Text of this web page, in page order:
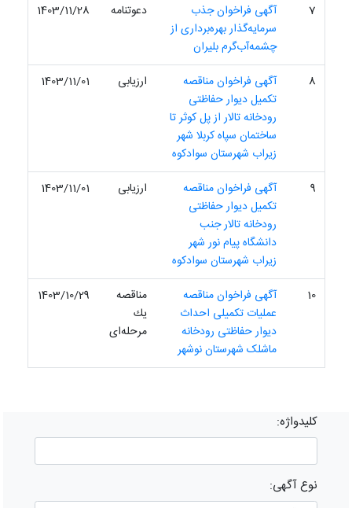
7
آگهی فراخوان جذب
سرمایه‌گذار بهره‌برداری از
چشمه‌آب‌گرم بلیران
دعوتنامه 1403/11/28
8
آگهی فراخوان مناقصه
تکمیل دیوار حفاظتی
رودخانه تالار از پل کوثر تا
ساختمان سپاه کربلا شهر
زیراب شهرستان سوادکوه
ارزیابی 1403/11/01
9
آگهی فراخوان مناقصه
تکمیل دیوار حفاظتی
رودخانه تالار جنب
دانشگاه پیام نور شهر
زیراب شهرستان سوادکوه
ارزیابی 1403/11/01
10
آگهی فراخوان مناقصه
عملیات تکمیلی احداث
دیوار حفاظتی رودخانه
ماشلک شهرستان نوشهر
مناقصه
یك
مرحله‌ای
1403/10/29
کلیدواژه:
نوع آگهی: